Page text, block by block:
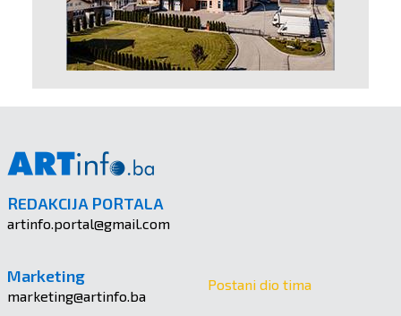
REDAKCIJA PORTALA
artinfo.portal@gmail.com
Marketing
marketing@artinfo.ba
Postani dio tima